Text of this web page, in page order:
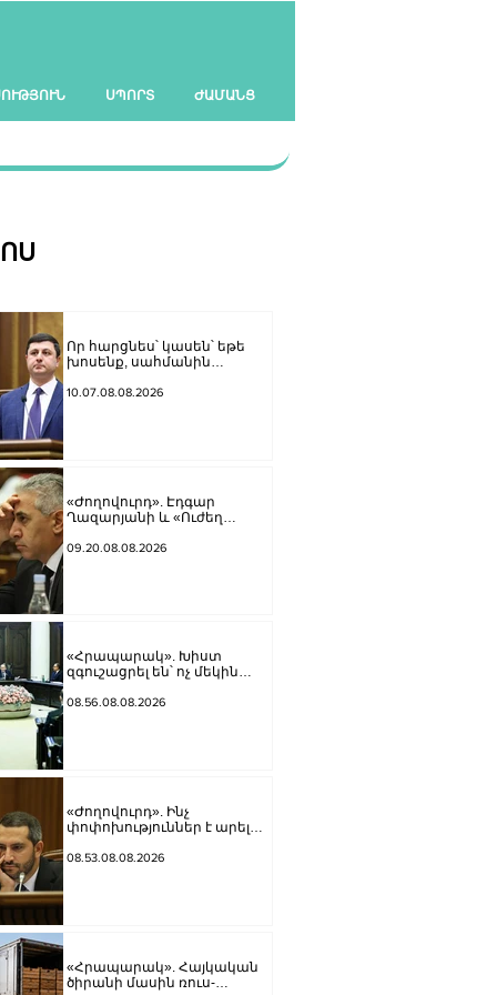
ՍՊՈՐՏ ԺԱՄԱՆՑ
Որ հարցնես՝ կասեն՝ եթե
խոսենք, սահմանին
պшտերազմ կuադրենք և այլ
10.07.08.08.2026
«Ժողովուրդ». Էդգար
Ղազարյանի և «Ուժեղ
հարաբերությունները լարվել
09.20.08.08.2026
«Հրապարակ». Խիստ
զգուշացրել են՝ ոչ մեկին
չափը, սպառնացել ազատել
08.56.08.08.2026
«Ժողովուրդ». Ինչ
փոփոխություններ է արել
08.53.08.08.2026
«Հրապարակ». Հայկական
ծիրանի մասին ռուս-